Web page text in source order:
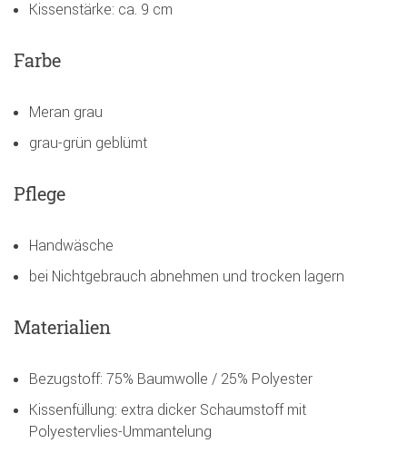
Kissenstärke: ca. 9 cm
Farbe
Meran grau
grau-grün geblümt
Pflege
Handwäsche
bei Nichtgebrauch abnehmen und trocken lagern
Materialien
Bezugstoff: 75% Baumwolle / 25% Polyester
Kissenfüllung: extra dicker Schaumstoff mit
Polyestervlies-Ummantelung